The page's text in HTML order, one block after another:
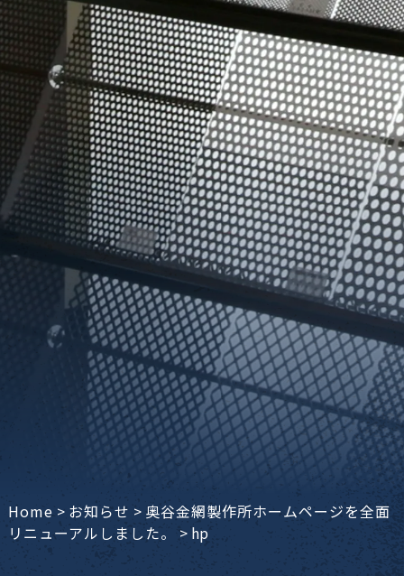
Home > お知らせ > 奥谷金網製作所ホームページを全面
リニューアルしました。
> hp